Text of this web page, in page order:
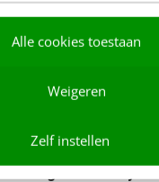
Alle cookies toestaan
Weigeren
Zelf instellen
merk’ overleeft
AI-agent